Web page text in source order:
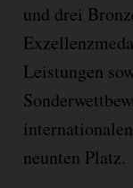
und drei
Leistungen
neunten Platz.